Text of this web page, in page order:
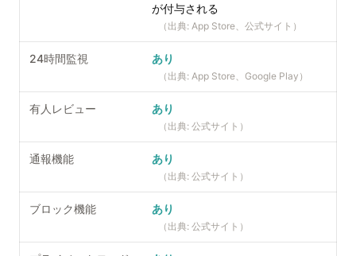
が付与される
（出典: App Store、公式サイト ）
24時間監視 あり
（出典: App Store、Google Play ）
有人レビュー あり
（出典: 公式サイト ）
通報機能 あり
（出典: 公式サイト ）
ブロック機能 あり
（出典: 公式サイト ）